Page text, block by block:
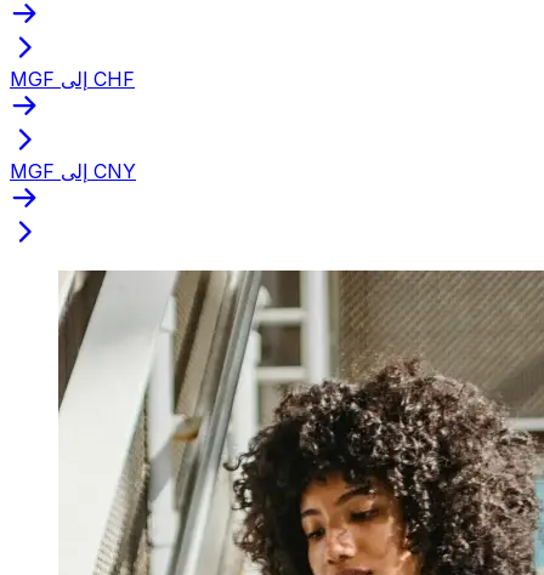
MGF إلى CHF
MGF إلى CNY